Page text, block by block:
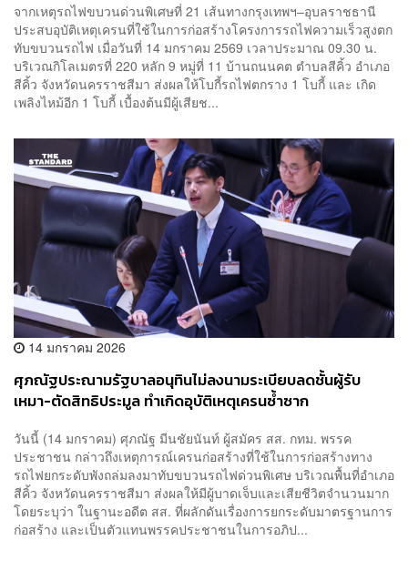
จากเหตุรถไฟขบวนด่วนพิเศษที่ 21 เส้นทางกรุงเทพฯ–อุบลราชธานี
ประสบอุบัติเหตุเครนที่ใช้ในการก่อสร้างโครงการรถไฟความเร็วสูงตก
ทับขบวนรถไฟ เมื่อวันที่ 14 มกราคม 2569 เวลาประมาณ 09.30 น.
บริเวณกิโลเมตรที่ 220 หลัก 9 หมู่ที่ 11 บ้านถนนคต ตำบลสีคิ้ว อำเภอ
สีคิ้ว จังหวัดนครราชสีมา ส่งผลให้โบกี้รถไฟตกราง 1 โบกี้ และ เกิด
เพลิงไหม้อีก 1 โบกี้ เบื้องต้นมีผู้เสียช...
14 มกราคม 2026
ศุภณัฐประณามรัฐบาลอนุทินไม่ลงนามระเบียบลดชั้นผู้รับ
เหมา-ตัดสิทธิประมูล ทำเกิดอุบัติเหตุเครนซ้ำซาก
วันนี้ (14 มกราคม) ศุภณัฐ มีนชัยนันท์ ผู้สมัคร สส. กทม. พรรค
ประชาชน กล่าวถึงเหตุการณ์เครนก่อสร้างที่ใช้ในการก่อสร้างทาง
รถไฟยกระดับพังถล่มลงมาทับขบวนรถไฟด่วนพิเศษ บริเวณพื้นที่อำเภอ
สีคิ้ว จังหวัดนครราชสีมา ส่งผลให้มีผู้บาดเจ็บและเสียชีวิตจำนวนมาก
โดยระบุว่า ในฐานะอดีต สส. ที่ผลักดันเรื่องการยกระดับมาตรฐานการ
ก่อสร้าง และเป็นตัวแทนพรรคประชาชนในการอภิป...